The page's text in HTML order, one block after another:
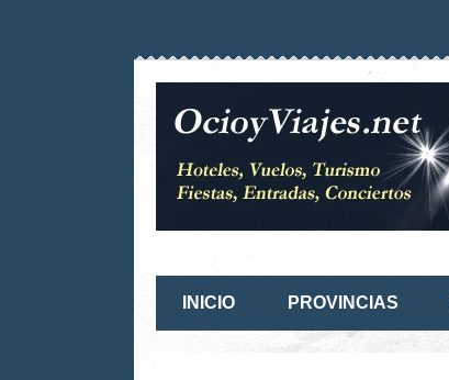
INICIO PROVINCIAS